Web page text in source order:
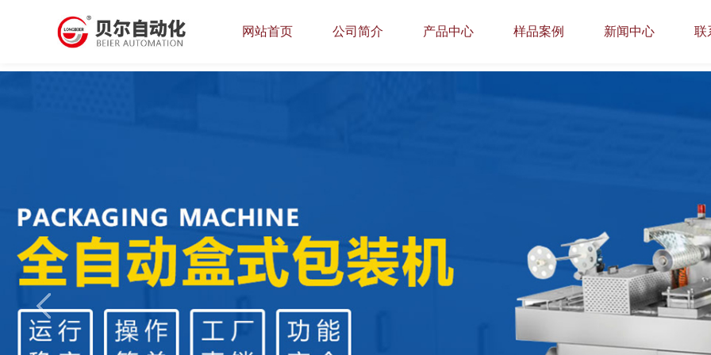
网站首页 公司简介 产品中心 样品案例 新闻中心 联